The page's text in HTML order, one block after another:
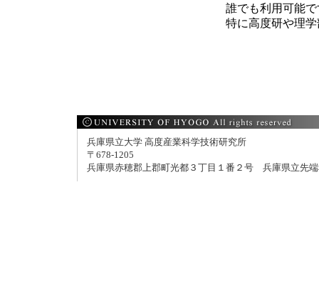
誰でも利用可能で
特に高度研や理学
兵庫県立大学 高度産業科学技術研究所
〒678-1205
兵庫県赤穂郡上郡町光都３丁目１番２号 兵庫県立先端